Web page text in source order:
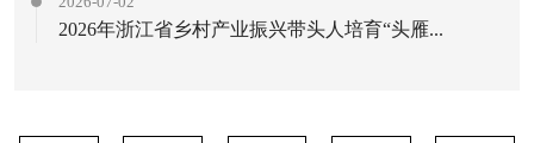
2026年浙江省乡村产业振兴带头人培育“头雁...